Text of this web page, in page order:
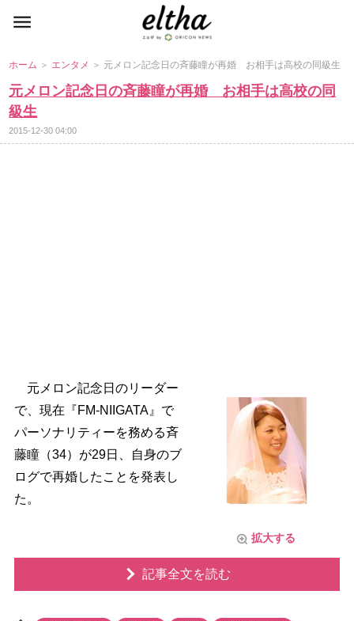
ホーム ＞ エンタメ ＞ 元メロン記念日の斉藤瞳が再婚 お相手は高校の同級生
元メロン記念日の斉藤瞳が再婚 お相手は高校の同
級生
2015-12-30 04:00
拡大する
元メロン記念日のリーダー
で、現在『FM-NIIGATA』で
パーソナリティーを務める斉
藤瞳（34）が29日、自身のブ
ログで再婚したことを発表し
た。
記事全文を読む